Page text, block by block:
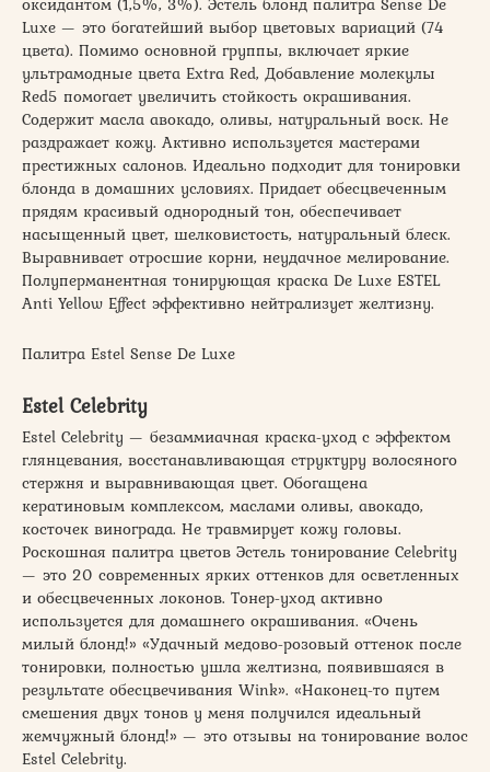
Luxe — это богатейший выбор цветовых вариаций (74
цвета). Помимо основной группы, включает яркие
ультрамодные цвета Extra Red, Добавление молекулы
Red5 помогает увеличить стойкость окрашивания.
Содержит масла авокадо, оливы, натуральный воск. Не
раздражает кожу. Активно используется мастерами
престижных салонов. Идеально подходит для тонировки
блонда в домашних условиях. Придает обесцвеченным
прядям красивый однородный тон, обеспечивает
насыщенный цвет, шелковистость, натуральный блеск.
Выравнивает отросшие корни, неудачное мелирование.
Полуперманентная тонирующая краска De Luxe ESTEL
Anti Yellow Effect эффективно нейтрализует желтизну.
Палитра Estel Sense De Luxe
Estel Celebrity
Estel Celebrity — безаммиачная краска-уход с эффектом
глянцевания, восстанавливающая структуру волосяного
стержня и выравнивающая цвет. Обогащена
кератиновым комплексом, маслами оливы, авокадо,
косточек винограда. Не травмирует кожу головы.
Роскошная палитра цветов Эстель тонирование Celebrity
— это 20 современных ярких оттенков для осветленных
и обесцвеченных локонов. Тонер-уход активно
используется для домашнего окрашивания. «Очень
милый блонд!» «Удачный медово-розовый оттенок после
тонировки, полностью ушла желтизна, появившаяся в
результате обесцвечивания Wink». «Наконец-то путем
смешения двух тонов у меня получился идеальный
жемчужный блонд!» — это отзывы на тонирование волос
Estel Celebrity.